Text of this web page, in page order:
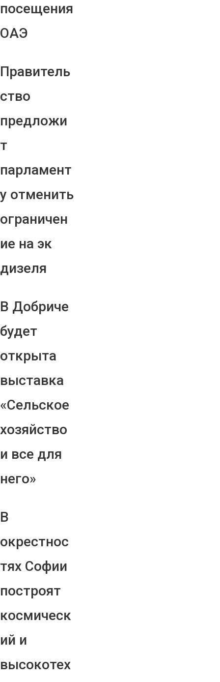
посещения
ОАЭ
Правитель
ство
предложи
т
парламент
у отменить
ограничен
ие на эк
дизеля
В Добриче
будет
открыта
выставка
«Сельское
хозяйство
и все для
него»
В
окрестнос
тях Софии
построят
космическ
ий и
высокотех